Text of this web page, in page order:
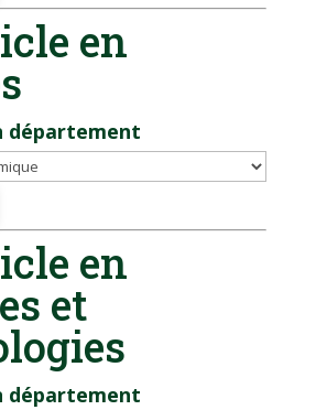
en
département
en
et
département